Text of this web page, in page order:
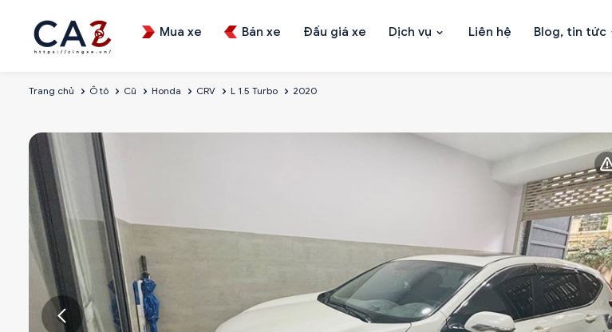
Mua xe Bán xe Đấu giá xe Dịch vụ Liên hệ Blog, tin tức
Trang chủ Ô tô Cũ Honda CRV L 1.5 Turbo 2020